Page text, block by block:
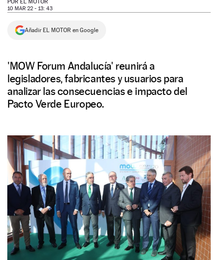
NEWSLETTER
POR EL MOTOR
10 MAR 22 - 13: 43
Añadir EL MOTOR en Google
'MOW Forum Andalucía' reunirá a
legisladores, fabricantes y usuarios para
analizar las consecuencias e impacto del
Pacto Verde Europeo.